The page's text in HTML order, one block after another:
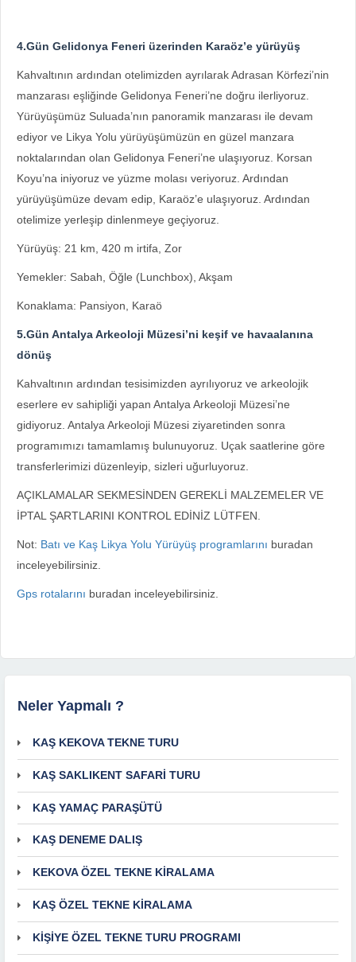
4.Gün Gelidonya Feneri üzerinden Karaöz’e yürüyüş
Kahvaltının ardından otelimizden ayrılarak Adrasan Körfezi’nin
manzarası eşliğinde Gelidonya Feneri’ne doğru ilerliyoruz.
Yürüyüşümüz Suluada’nın panoramik manzarası ile devam
ediyor ve Likya Yolu yürüyüşümüzün en güzel manzara
noktalarından olan Gelidonya Feneri’ne ulaşıyoruz. Korsan
Koyu’na iniyoruz ve yüzme molası veriyoruz. Ardından
yürüyüşümüze devam edip, Karaöz’e ulaşıyoruz. Ardından
otelimize yerleşip dinlenmeye geçiyoruz.
Yürüyüş: 21 km, 420 m irtifa, Zor
Yemekler: Sabah, Öğle (Lunchbox), Akşam
Konaklama: Pansiyon, Karaö
5.Gün Antalya Arkeoloji Müzesi’ni keşif ve havaalanına
dönüş
Kahvaltının ardından tesisimizden ayrılıyoruz ve arkeolojik
eserlere ev sahipliği yapan Antalya Arkeoloji Müzesi’ne
gidiyoruz. Antalya Arkeoloji Müzesi ziyaretinden sonra
programımızı tamamlamış bulunuyoruz. Uçak saatlerine göre
transferlerimizi düzenleyip, sizleri uğurluyoruz.
AÇIKLAMALAR SEKMESİNDEN GEREKLİ MALZEMELER VE
İPTAL ŞARTLARINI KONTROL EDİNİZ LÜTFEN.
Not: Batı ve Kaş Likya Yolu Yürüyüş programlarını buradan
inceleyebilirsiniz.
Gps rotalarını buradan inceleyebilirsiniz.
Neler Yapmalı ?
KAŞ KEKOVA TEKNE TURU
KAŞ SAKLIKENT SAFARİ TURU
KAŞ YAMAÇ PARAŞÜTÜ
KAŞ DENEME DALIŞ
KEKOVA ÖZEL TEKNE KİRALAMA
KAŞ ÖZEL TEKNE KİRALAMA
KİŞİYE ÖZEL TEKNE TURU PROGRAMI